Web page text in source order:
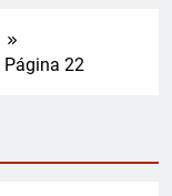
Página 22